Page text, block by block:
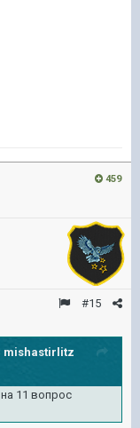
459
#15
mishastirlitz
11 вопрос